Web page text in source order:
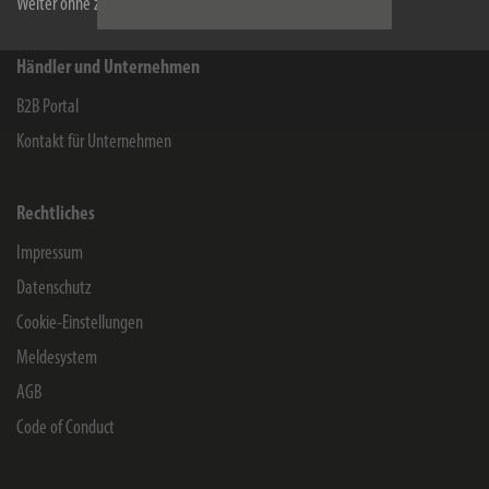
Weiter ohne zu akzeptieren
Händler und Unternehmen
B2B Portal
Kontakt für Unternehmen
Rechtliches
Impressum
Datenschutz
Cookie-Einstellungen
Meldesystem
AGB
Code of Conduct